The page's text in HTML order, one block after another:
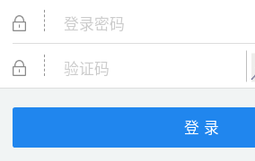
登 录